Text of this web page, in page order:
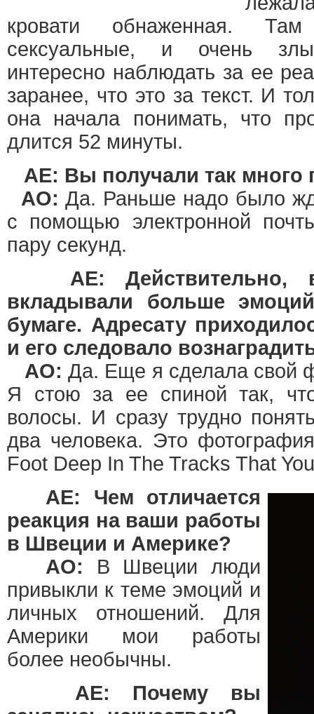
кровати обнаженная.
сексуальные, и очень
интересно наблюдать за ее
заранее, что это за текст. И
она начала понимать, что
длится 52 минуты.
AE: Вы получали так много
АО: Да. Раньше надо было
с помощью электронной
пару секунд.
AE:
вкладывали больше
бумаге. Адресату
и его следовало
АО: Да. Еще я сделала свой
Я стою за ее спиной так,
волосы. И сразу трудно
два человека. Это
Foot Deep In The Tracks That
AE: Чем отличается
реакция на ваши работы
в Швеции и Америке?
АО:
В Швеции люди
привыкли к теме эмоций и
личных отношений. Для
Америки мои работы
более необычны.
AE: Почему вы